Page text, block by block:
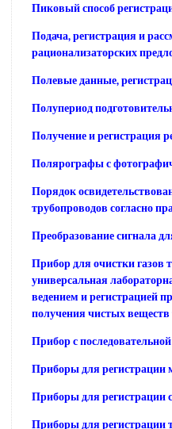
Пиковый способ
Подача, регистрация и
рационализаторских
Полевые данные,
Полупериод
Получение и регистрация
Полярографы с
Порядок
трубопроводов согласно
Преобразование сигнала
Прибор для очистки газов
универсальная
ведением и регистрацией
получения чистых
Прибор с
Приборы для регистрации
Приборы для регистрации
Приборы для регистрации